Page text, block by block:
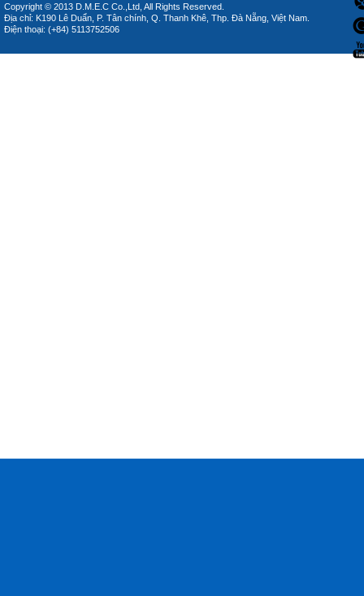
Copyright © 2013 D.M.E.C Co.,Ltd, All Rights Reserved.
Địa chỉ: K190 Lê Duẩn, P. Tân chính, Q. Thanh Khê, Thp. Đà Nẵng, Việt Nam.
Điện thoại: (+84) 5113752506